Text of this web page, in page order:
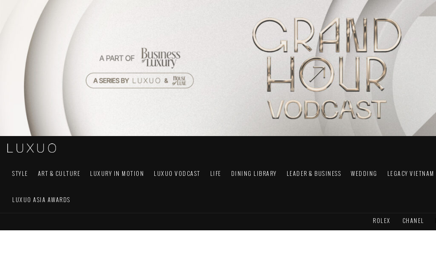
STYLE ART & CULTURE LUXURY IN MOTION LUXUO VODCAST LIFE DINING LIBRARY LEADER & BUSINESS WEDDING LEGACY VIETNAM
LUXUO ASIA AWARDS
ROLEX CHANEL